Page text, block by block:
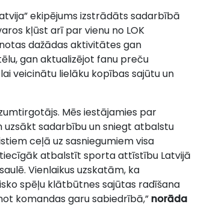
ekipējums izstrādāts sadarbībā
kļūst arī par vienu no LOK
dažādas aktivitātes gan
gan aktualizējot fanu preču
veicinātu lielāku kopības sajūtu un
Mēs iestājamies par
uzsākt sadarbību un sniegt atbalstu
ceļā uz sasniegumiem visa
atbalstīt sporta attīstību Latvijā
Vienlaikus uzskatām, ka
spēļu klātbūtnes sajūtas radīšana
komandas garu sabiedrībā,” norāda